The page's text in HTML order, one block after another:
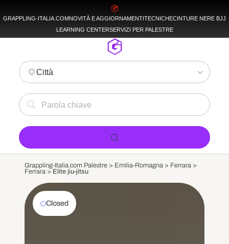
GRAPPLING-ITALIA.COMNOVITÀ E AGGIORNAMENTITECNICHECINTURE NERE BJJ
LEARNING CENTERSERVIZI PER PALESTRE
Città
Grappling-Italia.com Palestre > Emilia-Romagna > Ferrara >
Ferrara > Elite jiu-jitsu
Closed